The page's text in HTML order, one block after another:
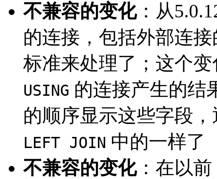
不兼容的变化：从
的连接，包括外部连
标准来处理了；这个
USING 的连接产生的结
的顺序显示这些字段
LEFT JOIN 中的一样了
不兼容的变化：在以